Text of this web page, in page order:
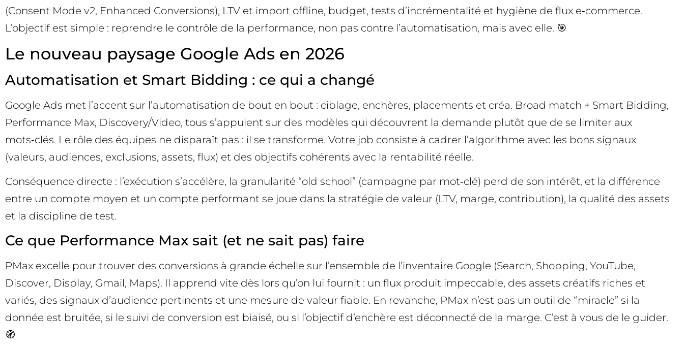
(Consent Mode v2, Enhanced Conversions), LTV et import offline, budget, tests d’incrémentalité et hygiène de flux e‑commerce.
L’objectif est simple : reprendre le contrôle de la performance, non pas contre l’automatisation, mais avec elle. 🎯
Le nouveau paysage Google Ads en 2026
Automatisation et Smart Bidding : ce qui a changé
Google Ads met l’accent sur l’automatisation de bout en bout : ciblage, enchères, placements et créa. Broad match + Smart Bidding,
Performance Max, Discovery/Video, tous s’appuient sur des modèles qui découvrent la demande plutôt que de se limiter aux
mots‑clés. Le rôle des équipes ne disparaît pas : il se transforme. Votre job consiste à cadrer l’algorithme avec les bons signaux
(valeurs, audiences, exclusions, assets, flux) et des objectifs cohérents avec la rentabilité réelle.
Conséquence directe : l’exécution s’accélère, la granularité “old school” (campagne par mot‑clé) perd de son intérêt, et la différence
entre un compte moyen et un compte performant se joue dans la stratégie de valeur (LTV, marge, contribution), la qualité des assets
et la discipline de test.
Ce que Performance Max sait (et ne sait pas) faire
PMax excelle pour trouver des conversions à grande échelle sur l’ensemble de l’inventaire Google (Search, Shopping, YouTube,
Discover, Display, Gmail, Maps). Il apprend vite dès lors qu’on lui fournit : un flux produit impeccable, des assets créatifs riches et
variés, des signaux d’audience pertinents et une mesure de valeur fiable. En revanche, PMax n’est pas un outil de “miracle” si la
donnée est bruitée, si le suivi de conversion est biaisé, ou si l’objectif d’enchère est déconnecté de la marge. C’est à vous de le guider.
🧭